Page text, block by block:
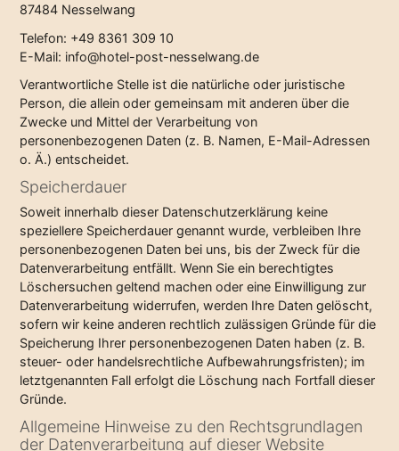
87484 Nesselwang
Telefon: +49 8361 309 10
E-Mail: info@hotel-post-nesselwang.de
Verantwortliche Stelle ist die natürliche oder juristische
Person, die allein oder gemeinsam mit anderen über die
Zwecke und Mittel der Verarbeitung von
personenbezogenen Daten (z. B. Namen, E-Mail-Adressen
o. Ä.) entscheidet.
Speicherdauer
Soweit innerhalb dieser Datenschutzerklärung keine
speziellere Speicherdauer genannt wurde, verbleiben Ihre
personenbezogenen Daten bei uns, bis der Zweck für die
Datenverarbeitung entfällt. Wenn Sie ein berechtigtes
Löschersuchen geltend machen oder eine Einwilligung zur
Datenverarbeitung widerrufen, werden Ihre Daten gelöscht,
sofern wir keine anderen rechtlich zulässigen Gründe für die
Speicherung Ihrer personenbezogenen Daten haben (z. B.
steuer- oder handelsrechtliche Aufbewahrungsfristen); im
letztgenannten Fall erfolgt die Löschung nach Fortfall dieser
Gründe.
Allgemeine Hinweise zu den Rechtsgrundlagen
der Datenverarbeitung auf dieser Website